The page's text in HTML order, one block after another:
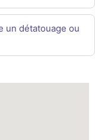
un détatouage ou